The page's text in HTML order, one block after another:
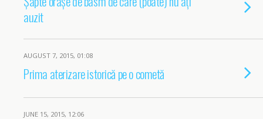
auzit
AUGUST 7, 2015, 01:08
Prima aterizare istorică pe o cometă
JUNE 15, 2015, 12:06